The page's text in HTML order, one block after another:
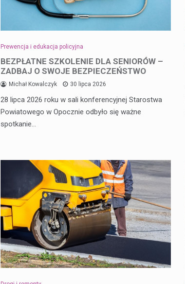
Prewencja i edukacja policyjna
BEZPŁATNE SZKOLENIE DLA SENIORÓW –
ZADBAJ O SWOJE BEZPIECZEŃSTWO
Michał Kowalczyk 30 lipca 2026
28 lipca 2026 roku w sali konferencyjnej Starostwa
Powiatowego w Opocznie odbyło się ważne
spotkanie…